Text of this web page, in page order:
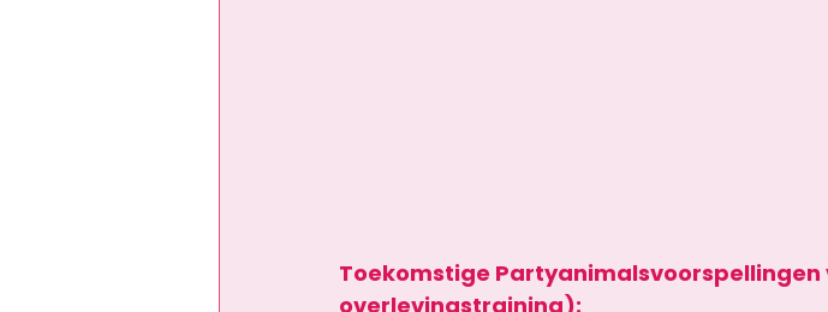
Toekomstige Partyanimalsvoorspellingen
overlevingstraining):